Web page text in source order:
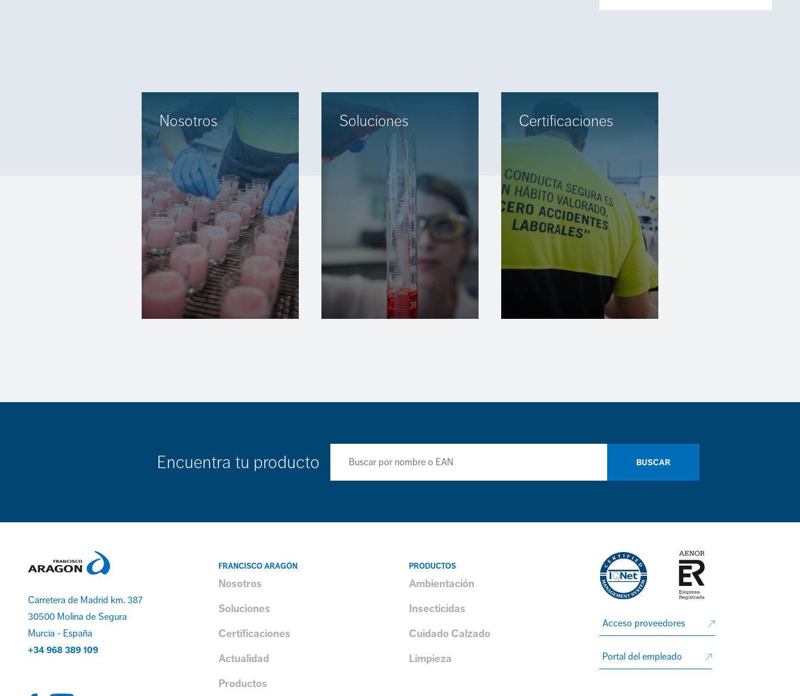
Nosotros Soluciones Certificaciones
Encuentra tu producto BUSCAR
Carretera de Madrid km. 387
30500 Molina de Segura
Murcia - España
+34 968 389 109
FRANCISCO ARAGÓN
Nosotros
Soluciones
Certificaciones
Actualidad
Productos
PRODUCTOS
Ambientación
Insecticidas
Cuidado Calzado
Limpieza
Acceso proveedores
Portal del empleado